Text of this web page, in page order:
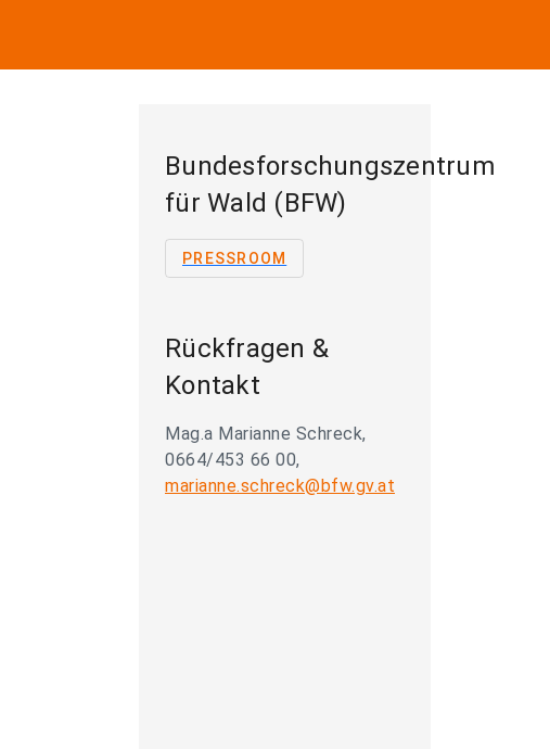
Bundesforschungszentrum
für Wald (BFW)
PRESSROOM
Rückfragen &
Kontakt
Mag.a Marianne Schreck,
0664/453 66 00,
marianne.schreck@bfw.gv.at